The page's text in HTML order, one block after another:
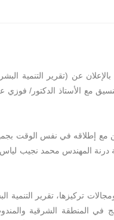
مع الأستاذ الدكتور/
مع إطلاقه في نفس الوقت
درنة المهندس محمد نجيب
تركيزها، تقرير التنمية
في المنطقة الشرقية